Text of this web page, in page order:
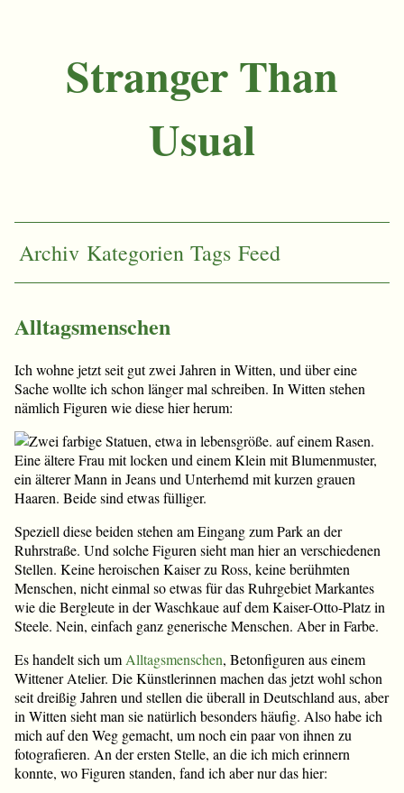
Stranger Than
Usual
Archiv Kategorien Tags Feed
Alltagsmenschen
Ich wohne jetzt seit gut zwei Jahren in Witten, und über eine
Sache wollte ich schon länger mal schreiben. In Witten stehen
nämlich Figuren wie diese hier herum:
Speziell diese beiden stehen am Eingang zum Park an der
Ruhrstraße. Und solche Figuren sieht man hier an verschiedenen
Stellen. Keine heroischen Kaiser zu Ross, keine berühmten
Menschen, nicht einmal so etwas für das Ruhrgebiet Markantes
wie die Bergleute in der Waschkaue auf dem Kaiser-Otto-Platz in
Steele. Nein, einfach ganz generische Menschen. Aber in Farbe.
Es handelt sich um Alltagsmenschen, Betonfiguren aus einem
Wittener Atelier. Die Künstlerinnen machen das jetzt wohl schon
seit dreißig Jahren und stellen die überall in Deutschland aus, aber
in Witten sieht man sie natürlich besonders häufig. Also habe ich
mich auf den Weg gemacht, um noch ein paar von ihnen zu
fotografieren. An der ersten Stelle, an die ich mich erinnern
konnte, wo Figuren standen, fand ich aber nur das hier: